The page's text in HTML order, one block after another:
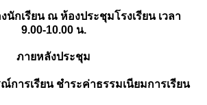
นักเรียน ณ ห้องประชุมโรงเรียน เวลา
9.00-10.00 น.
ภายหลังประชุม
การเรียน ชำระค่าธรรมเนียมการเรียน